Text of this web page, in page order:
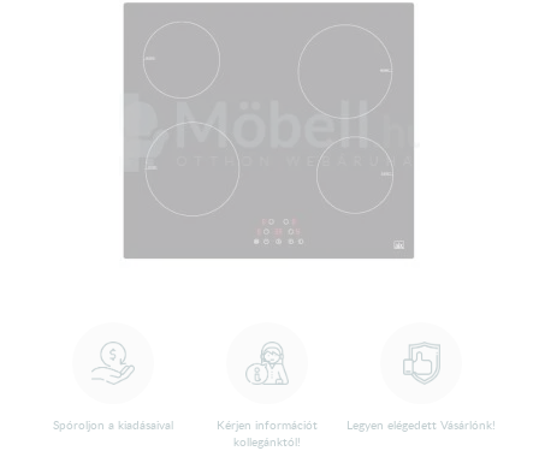
Spóroljon a kiadásaival
Kérjen információt
kollegánktól!
Legyen elégedett Vásárlónk!